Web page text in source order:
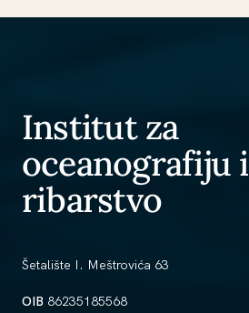
Institut za
oceanografiju i
ribarstvo
Šetalište I. Meštrovića 63
OIB 86235185568